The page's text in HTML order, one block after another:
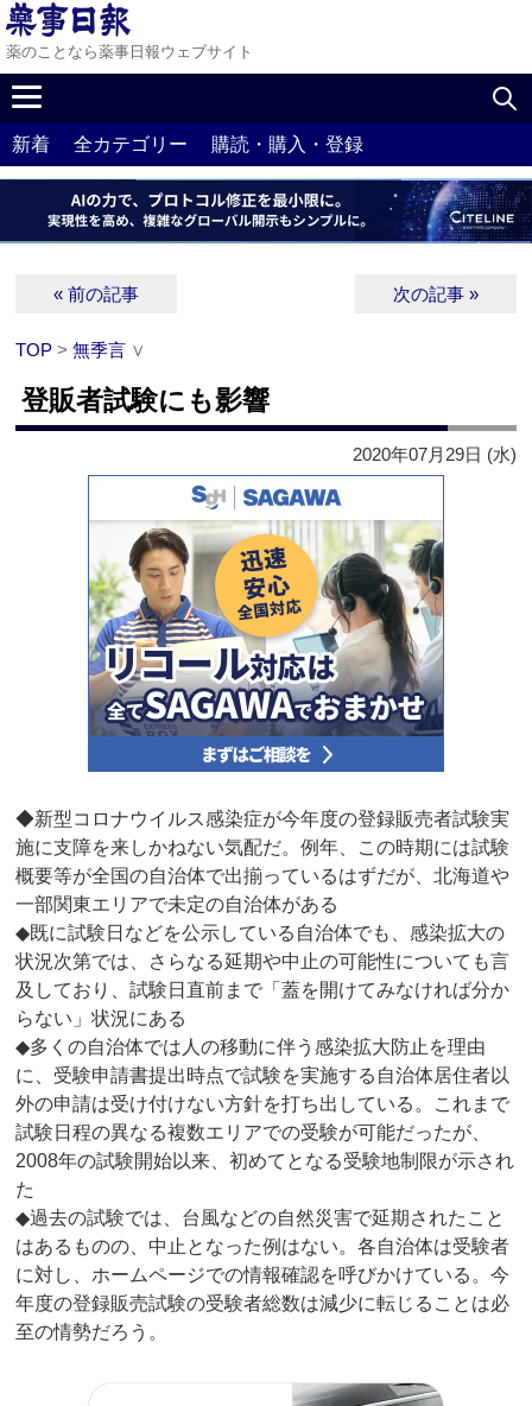
薬のことなら薬事日報ウェブサイト
新着 全カテゴリー 購読・購入・登録
« 前の記事 次の記事 »
TOP >無季言 ∨
登販者試験にも影響
2020年07月29日 (水)
◆新型コロナウイルス感染症が今年度の登録販売者試験実
施に支障を来しかねない気配だ。例年、この時期には試験
概要等が全国の自治体で出揃っているはずだが、北海道や
一部関東エリアで未定の自治体がある
◆既に試験日などを公示している自治体でも、感染拡大の
状況次第では、さらなる延期や中止の可能性についても言
及しており、試験日直前まで「蓋を開けてみなければ分か
らない」状況にある
◆多くの自治体では人の移動に伴う感染拡大防止を理由
に、受験申請書提出時点で試験を実施する自治体居住者以
外の申請は受け付けない方針を打ち出している。これまで
試験日程の異なる複数エリアでの受験が可能だったが、
2008年の試験開始以来、初めてとなる受験地制限が示され
た
◆過去の試験では、台風などの自然災害で延期されたこと
はあるものの、中止となった例はない。各自治体は受験者
に対し、ホームページでの情報確認を呼びかけている。今
年度の登録販売試験の受験者総数は減少に転じることは必
至の情勢だろう。